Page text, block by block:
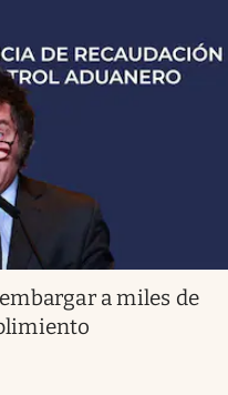
a miles de